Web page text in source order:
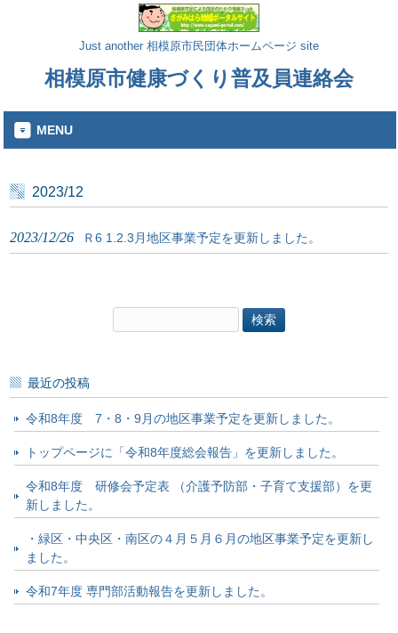
Just another 相模原市民団体ホームページ site
相模原市健康づくり普及員連絡会
MENU
2023/12
2023/12/26 Ｒ6 1.2.3月地区事業予定を更新しました。
索:
最近の投稿
令和8年度 7・8・9月の地区事業予定を更新しました。
トップページに「令和8年度総会報告」を更新しました。
令和8年度 研修会予定表 （介護予防部・子育て支援部）を更
新しました。
・緑区・中央区・南区の４月５月６月の地区事業予定を更新し
ました。
令和7年度 専門部活動報告を更新しました。